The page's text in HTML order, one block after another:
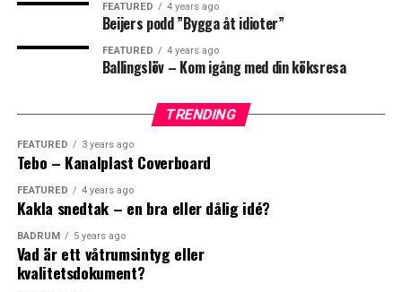
Leave your vote
Points
What's Your Reaction?
0
Points
What's Your Reaction?
0
Samtliga Sunny uteduschar med kulled i duschhuvudet
för att enkelt kunna vinklas efter önskemål.
Konstruktionen för denna utomhusdusch är enkel, dock
genial: Det svarta plaströret fylls med kallvatten från
trädgårdsslangen som i sin tur värms upp av solen. Vid
duschning tas vatten både från trädgårdsslangen samt
FEATURED 4 years ago
Beijers podd ”Bygga åt idioter”
FEATURED 4 years ago
Ballingslöv – Kom igång med din köksresa
TRENDING
FEATURED 3 years ago
Tebo – Kanalplast Coverboard
FEATURED 4 years ago
Kakla snedtak – en bra eller dålig idé?
BADRUM 5 years ago
Vad är ett våtrumsintyg eller
kvalitetsdokument?